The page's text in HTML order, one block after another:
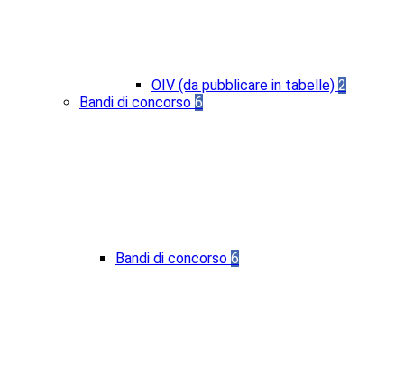
OIV (da pubblicare in tabelle) 2
Bandi di concorso 6
Bandi di concorso 6